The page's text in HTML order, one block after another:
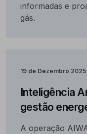
informadas e
gás.
19 de Dezembro 2025
Inteligência
gestão
A operação